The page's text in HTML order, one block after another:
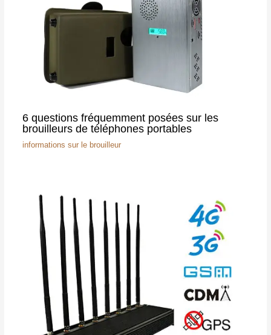
6 questions fréquemment posées sur les
brouilleurs de téléphones portables
informations sur le brouilleur